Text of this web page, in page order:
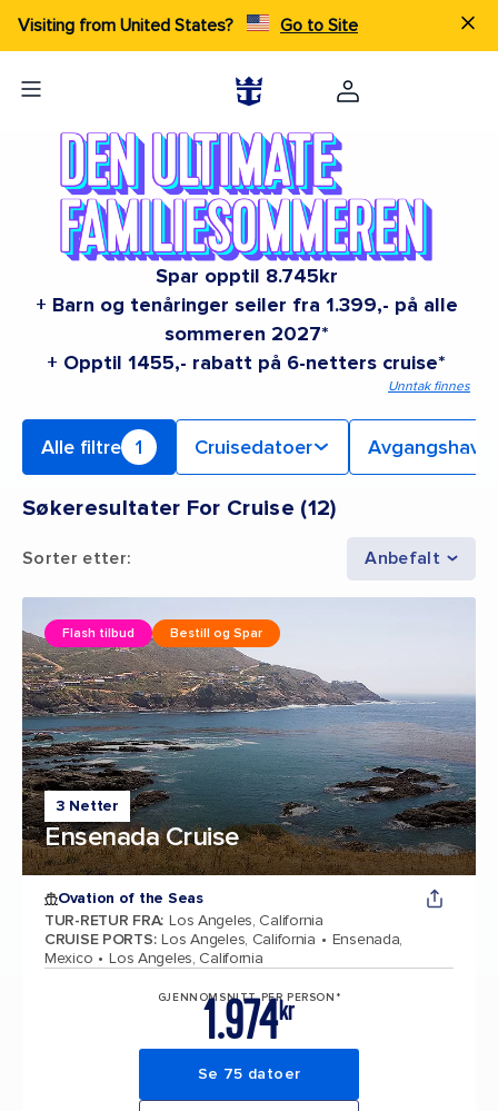
Visiting from United States? Go to Site
Spar opptil 8.745kr
+ Barn og tenåringer seiler fra 1.399,- på alle
sommeren 2027*
+ Opptil 1455,- rabatt på 6-netters cruise*
Unntak finnes
Alle filtre 1 Cruisedatoer Avgangshavn
Søkeresultater For Cruise (12)
Sorter etter: Anbefalt
3 Netter
Ensenada Cruise
Flash tilbud Bestill og Spar
Ovation of the Seas
TUR-RETUR FRA: Los Angeles, California
CRUISE PORTS: Los Angeles, California
Ensenada,
Mexico
Los Angeles, California
GJENNOMSNITT PER PERSON*
kr
1.974
Se 75 datoer